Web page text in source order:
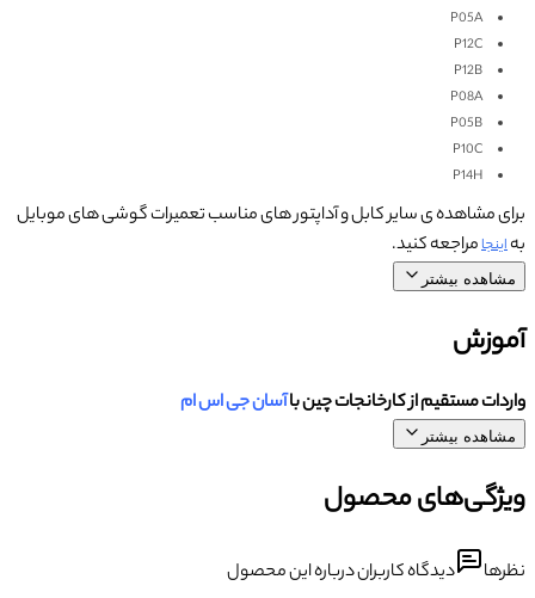
P05A
P12C
P12B
P08A
P05B
P10C
P14H
برای مشاهده ی سایر کابل و آداپتور های مناسب تعمیرات گوشی های موبایل
بهاینجامراجعه کنید.
مشاهده بیشتر
آموزش
واردات مستقیم از کارخانجات چین باآسان جی اس ام
مشاهده بیشتر
ویژگی‌های محصول
نظرها دیدگاه کاربران درباره این محصول